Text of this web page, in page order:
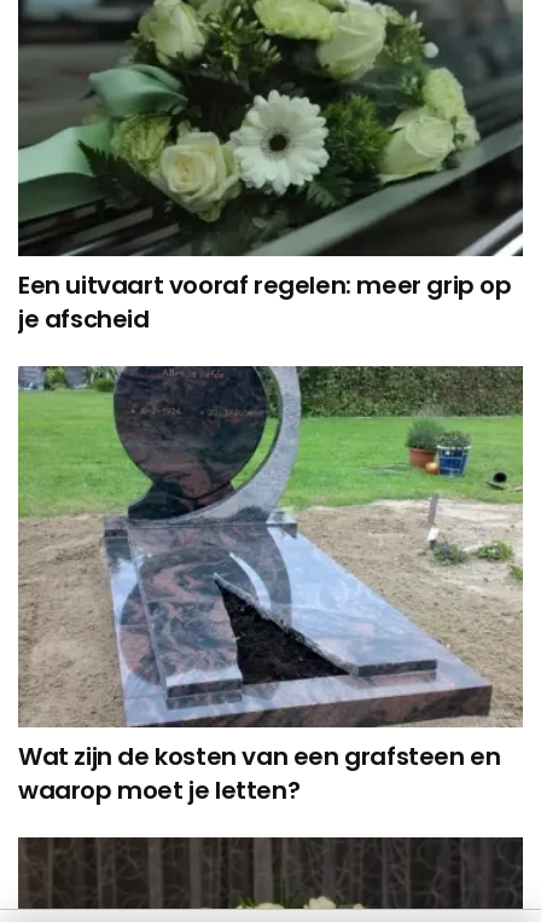
Een uitvaart vooraf regelen: meer grip op
je afscheid
Wat zijn de kosten van een grafsteen en
waarop moet je letten?